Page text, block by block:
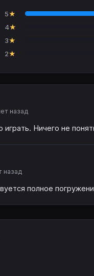
5★
4★
3★
2★
назад
играть. Ничего не
назад
полное